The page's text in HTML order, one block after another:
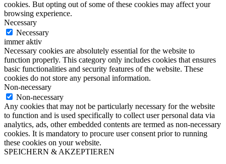
cookies. But opting out of some of these cookies may affect your
browsing experience.
Necessary
Necessary
immer aktiv
Necessary cookies are absolutely essential for the website to
function properly. This category only includes cookies that ensures
basic functionalities and security features of the website. These
cookies do not store any personal information.
Non-necessary
Non-necessary
Any cookies that may not be particularly necessary for the website
to function and is used specifically to collect user personal data via
analytics, ads, other embedded contents are termed as non-necessary
cookies. It is mandatory to procure user consent prior to running
these cookies on your website.
SPEICHERN & AKZEPTIEREN